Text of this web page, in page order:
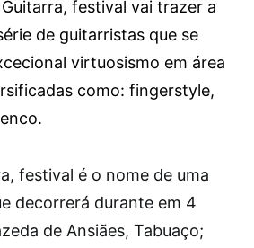
festival vai trazer a
de guitarristas que se
virtuosismo em área
como: fingerstyle,
festival é o nome de uma
decorrerá durante em 4
de Ansiães, Tabuaço;